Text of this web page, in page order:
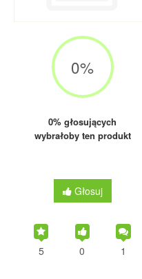
0%
0% głosujących
wybrałoby ten produkt
Głosuj
5 0 1